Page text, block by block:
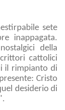
sete
inappagata.
della
cattolici
il rimpianto di
Cristo
desiderio di